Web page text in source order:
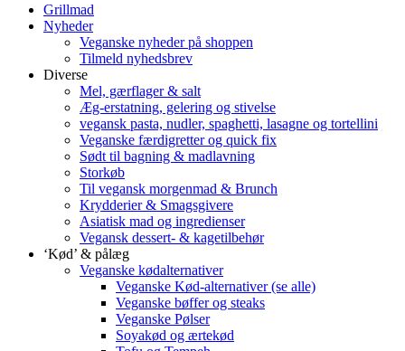
Grillmad
Nyheder
Veganske nyheder på shoppen
Tilmeld nyhedsbrev
Diverse
Mel, gærflager & salt
Æg-erstatning, gelering og stivelse
vegansk pasta, nudler, spaghetti, lasagne og tortellini
Veganske færdigretter og quick fix
Sødt til bagning & madlavning
Storkøb
Til vegansk morgenmad & Brunch
Krydderier & Smagsgivere
Asiatisk mad og ingredienser
Vegansk dessert- & kagetilbehør
‘Kød’ & pålæg
Veganske kødalternativer
Veganske Kød-alternativer (se alle)
Veganske bøffer og steaks
Veganske Pølser
Soyakød og ærtekød